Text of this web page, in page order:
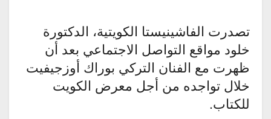
تصدرت الفاشينيستا الكويتية، الدكتورة
خلود مواقع التواصل الاجتماعي بعد أن
ظهرت مع الفنان التركي بوراك أوزجيفيت
خلال تواجده من أجل معرض الكويت
للكتاب.